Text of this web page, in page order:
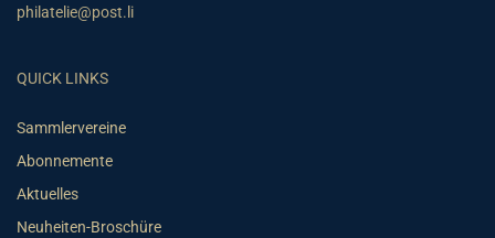
philatelie@post.li
QUICK LINKS
Sammlervereine
Abonnemente
Aktuelles
Neuheiten-Broschüre